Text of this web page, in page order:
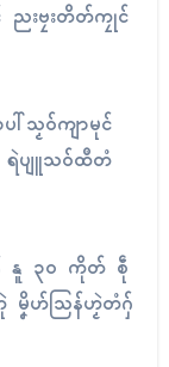
ညးဗၠးတိတ်ကၠုၚ်
ါ်သၟဝ်ကျာမုၚ်
ရဲပျူသဝ်ထဳတံ
န် နူ ၃၀ ကိုတ် စဵု
ဟ်သြန်ဟၟဲတံဂှ်